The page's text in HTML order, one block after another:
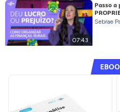
07:43
Passo a
Sebrae